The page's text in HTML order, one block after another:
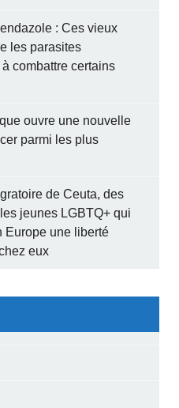
: Ces vieux
les parasites
combattre certains
ouvre une nouvelle
parmi les plus
de Ceuta, des
jeunes LGBTQ+ qui
Europe une liberté
eux